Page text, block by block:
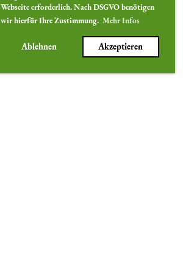
Webseite erforderlich. Nach DSGVO benötigen
wir hierfür Ihre Zustimmung. Mehr Infos
Ablehnen Akzeptieren